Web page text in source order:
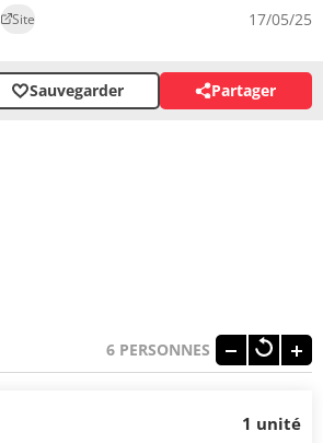
et fondants, idéaux pour
d'attrayants cadeaux
en embaumant votre cuisine
Site 17/05/25
Sauvegarder Partager
6 PERSONNES
1 unité